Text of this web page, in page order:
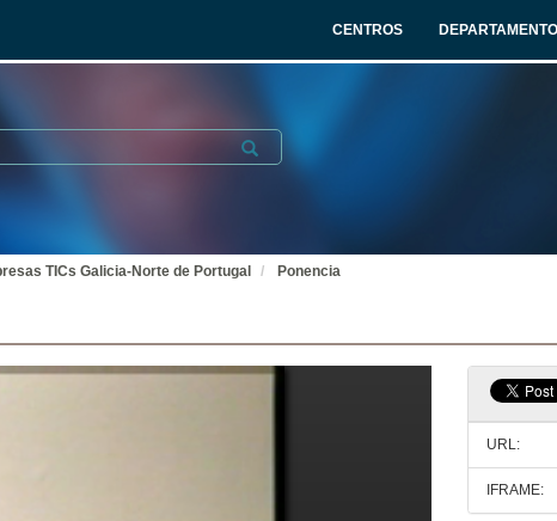
CENTROS
Submit
TICs Galicia-Norte de Portugal Ponencia
URL:
IFRAME: